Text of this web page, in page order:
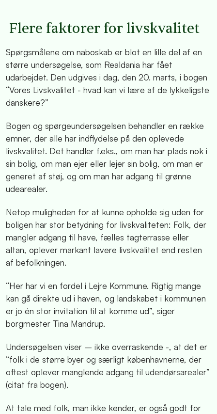
Flere faktorer for livskvalitet
Spørgsmålene om naboskab er blot en lille del af en
større undersøgelse, som Realdania har fået
udarbejdet. Den udgives i dag, den 20. marts, i bogen
“Vores Livskvalitet - hvad kan vi lære af de lykkeligste
danskere?”
Bogen og spørgeundersøgelsen behandler en række
emner, der alle har indflydelse på den oplevede
livskvalitet. Det handler f.eks., om man har plads nok i
sin bolig, om man ejer eller lejer sin bolig, om man er
generet af støj, og om man har adgang til grønne
udearealer.
Netop muligheden for at kunne opholde sig uden for
boligen har stor betydning for livskvaliteten: Folk, der
mangler adgang til have, fælles tagterrasse eller
altan, oplever markant lavere livskvalitet end resten
af befolkningen.
“Her har vi en fordel i Lejre Kommune. Rigtig mange
kan gå direkte ud i haven, og landskabet i kommunen
er jo én stor invitation til at komme ud”, siger
borgmester Tina Mandrup.
Undersøgelsen viser – ikke overraskende -, at det er
“folk i de større byer og særligt københavnerne, der
oftest oplever manglende adgang til udendørsarealer”
(citat fra bogen).
At tale med folk, man ikke kender, er også godt for